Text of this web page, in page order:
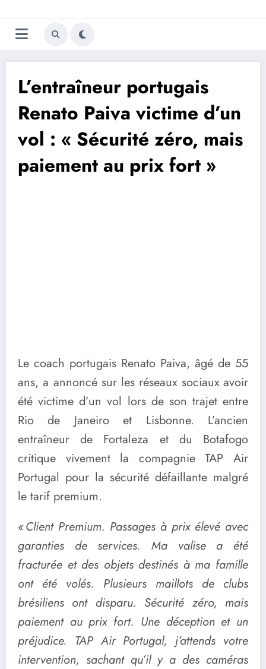
au
contenu
Trivela
L'actualité du football
L’entraîneur portugais
Renato Paiva victime d’un
vol : « Sécurité zéro, mais
paiement au prix fort »
Le coach portugais Renato Paiva, âgé de 55
ans, a annoncé sur les réseaux sociaux avoir
été victime d’un vol lors de son trajet entre
Rio de Janeiro et Lisbonne. L’ancien
entraîneur de Fortaleza et du Botafogo
critique vivement la compagnie TAP Air
Portugal pour la sécurité défaillante malgré
le tarif premium.
« Client Premium. Passages à prix élevé avec
garanties de services. Ma valise a été
fracturée et des objets destinés à ma famille
ont été volés. Plusieurs maillots de clubs
brésiliens ont disparu. Sécurité zéro, mais
paiement au prix fort. Une déception et un
préjudice. TAP Air Portugal, j’attends votre
intervention, sachant qu’il y a des caméras